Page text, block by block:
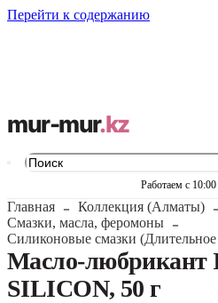
Перейти к содержанию
mur-mur.kz
Работаем с
Главная Коллекция (Алматы)
Смазки, масла, феромоны
Силиконовые смазки
Масло-
SILICON, 50 г